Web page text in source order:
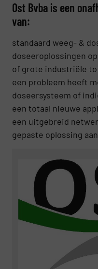
Ost Bvba is een
van:
standaard weeg- &
doseeroplossingen
of grote industriële
een probleem heeft
doseersysteem of
een totaal nieuwe
een uitgebreid
gepaste oplossing